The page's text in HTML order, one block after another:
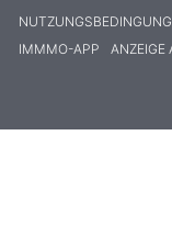
IMMMO-APP
ANZEIGE